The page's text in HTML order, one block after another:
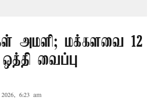
அமளி; மக்களவை 12
வைப்பு
6:23 am